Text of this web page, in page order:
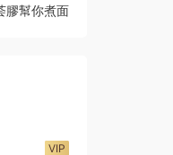
膠幫你煮面
VIP